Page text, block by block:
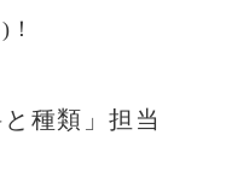
種類」担当